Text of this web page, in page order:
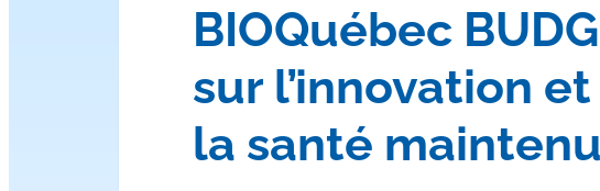
BIOQuébec
sur l’innovation
la santé